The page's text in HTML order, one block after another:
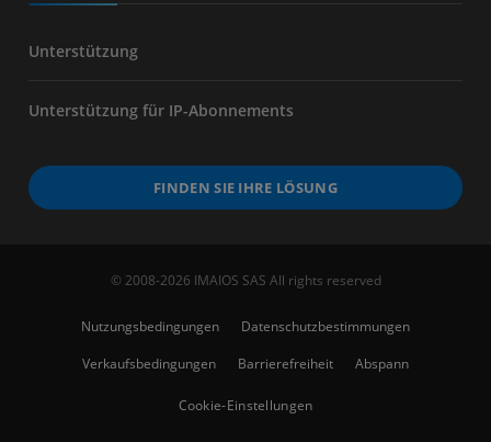
Unterstützung
Unterstützung für IP-Abonnements
FINDEN SIE IHRE LÖSUNG
© 2008-2026 IMAIOS SAS All rights reserved
Nutzungsbedingungen
Datenschutzbestimmungen
Verkaufsbedingungen
Barrierefreiheit Abspann
Cookie-Einstellungen